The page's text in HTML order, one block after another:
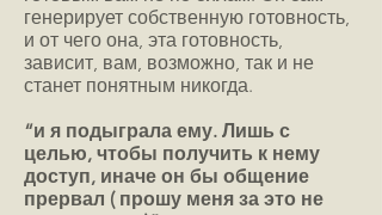
генерирует собственную готовность,
и от чего она, эта готовность,
зависит, вам, возможно, так и не
станет понятным никогда.
“и я подыграла ему. Лишь с
целью, чтобы получить к нему
доступ, иначе он бы общение
прервал ( прошу меня за это не